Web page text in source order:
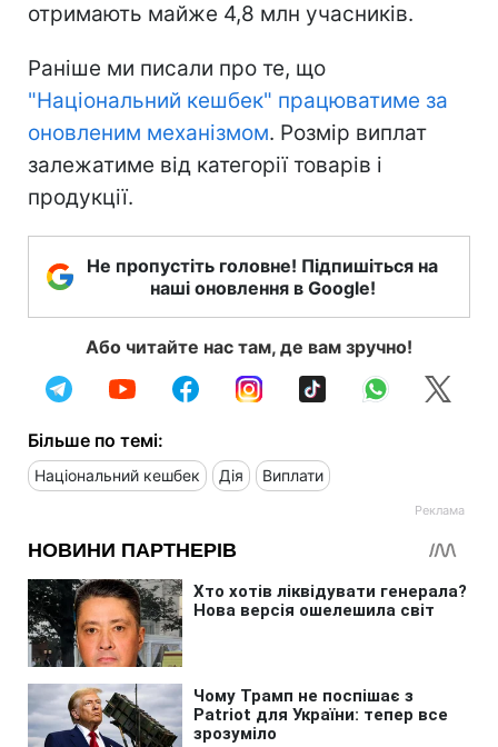
отримають майже 4,8 млн учасників.
Раніше ми писали про те, що
"Національний кешбек" працюватиме за
оновленим механізмом. Розмір виплат
залежатиме від категорії товарів і
продукції.
Не пропустіть головне! Підпишіться на
наші оновлення в Google!
Або читайте нас там, де вам зручно!
Більше по темі:
Національний кешбек Дія Виплати